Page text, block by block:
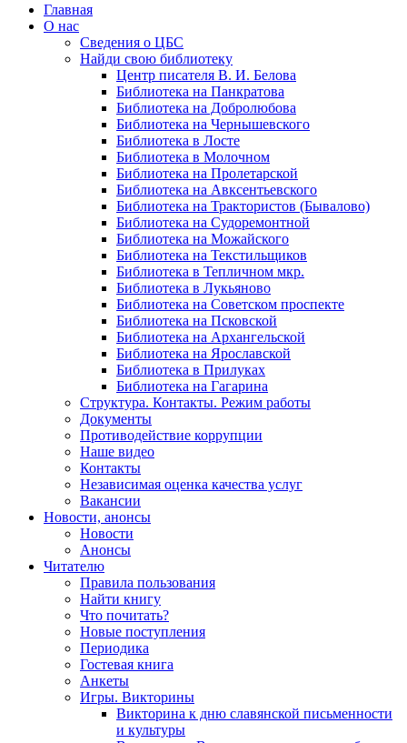
Главная
О нас
Сведения о ЦБС
Найди свою библиотеку
Центр писателя В. И. Белова
Библиотека на Панкратова
Библиотека на Добролюбова
Библиотека на Чернышевского
Библиотека в Лосте
Библиотека в Молочном
Библиотека на Пролетарской
Библиотека на Авксентьевского
Библиотека на Трактористов (Бывалово)
Библиотека на Судоремонтной
Библиотека на Можайского
Библиотека на Текстильщиков
Библиотека в Тепличном мкр.
Библиотека в Лукьяново
Библиотека на Советском проспекте
Библиотека на Псковской
Библиотека на Архангельской
Библиотека на Ярославской
Библиотека в Прилуках
Библиотека на Гагарина
Структура. Контакты. Режим работы
Документы
Противодействие коррупции
Наше видео
Контакты
Независимая оценка качества услуг
Вакансии
Новости, анонсы
Новости
Анонсы
Читателю
Правила пользования
Найти книгу
Что почитать?
Новые поступления
Периодика
Гостевая книга
Анкеты
Игры. Викторины
Викторина к дню славянской письменности
и культуры